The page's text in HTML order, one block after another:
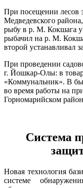
При посещении лесов
Медведевского
рыбу в р. М. Кокшага
рыбачил на р. М.
второй устанавливал
При проведении
г. Йошкар-Олы: в
«Коммунальник». В
во время работы на
Горномарийском
Система
Новая технология
системе